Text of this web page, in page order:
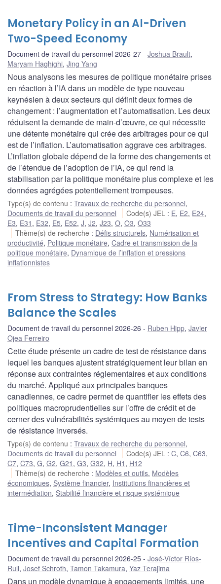
Monetary Policy in an AI-Driven
Two-Speed Economy
Document de travail du personnel 2026-27 Joshua Brault,
Maryam Haghighi, Jing Yang
Nous analysons les mesures de politique monétaire prises
en réaction à l’IA dans un modèle de type nouveau
keynésien à deux secteurs qui définit deux formes de
changement : l’augmentation et l’automatisation. Les deux
réduisent la demande de main-d’œuvre, ce qui nécessite
une détente monétaire qui crée des arbitrages pour ce qui
est de l’inflation. L’automatisation aggrave ces arbitrages.
L’inflation globale dépend de la forme des changements et
de l’étendue de l’adoption de l’IA, ce qui rend la
stabilisation par la politique monétaire plus complexe et les
données agrégées potentiellement trompeuses.
Type(s) de contenu : Travaux de recherche du personnel,
Documents de travail du personnel
Code(s) JEL : E, E2, E24,
E3, E31 , E32, E5, E52, J, J2, J23, O, O3, O33
Thème(s) de recherche : Défis structurels, Numérisation et
productivité, Politique monétaire, Cadre et transmission de la
politique monétaire, Dynamique de l’inflation et pressions
inflationnistes
From Stress to Strategy: How Banks
Balance the Scales
Document de travail du personnel 2026-26 Ruben Hipp, Javier
Ojea Ferreiro
Cette étude présente un cadre de test de résistance dans
lequel les banques ajustent stratégiquement leur bilan en
réponse aux contraintes réglementaires et aux conditions
du marché. Appliqué aux principales banques
canadiennes, ce cadre permet de quantifier les effets des
politiques macroprudentielles sur l’offre de crédit et de
cerner des vulnérabilités systémiques au moyen de tests
de résistance inversés.
Type(s) de contenu : Travaux de recherche du personnel,
Documents de travail du personnel
Code(s) JEL :C,C6,C63,
C7, C73, G, G2, G21 , G3, G32, H, H1 , H12
Thème(s) de recherche : Modèles et outils, Modèles
économiques, Système financier, Institutions financières et
intermédiation, Stabilité financière et risque systémique
Time-Inconsistent Manager
Incentives and Capital Formation
Document de travail du personnel 2026-25
José-Víctor Ríos-
Rull, Josef Schroth, Tamon Takamura, Yaz Terajima
Dans un modèle dynamique à engagements limités, une